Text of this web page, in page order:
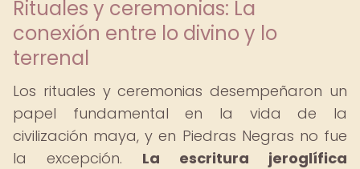
Rituales y ceremonias: La
conexión entre lo divino y lo
terrenal
Los rituales y ceremonias desempeñaron un
papel fundamental en la vida de la
civilización maya, y en Piedras Negras no fue
la excepción. La escritura jeroglífica